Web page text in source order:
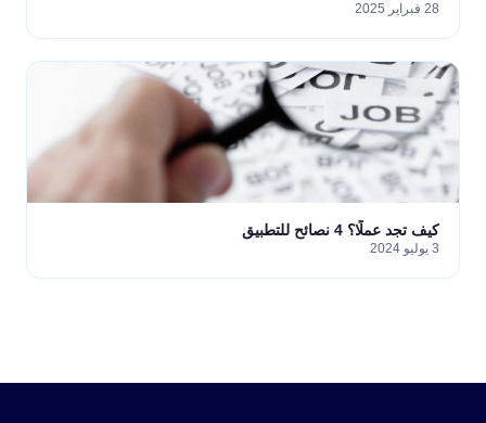
28 فبراير 2025
كيف تجد عملًا؟ 4 نصائح للتطبيق
3 يوليو 2024